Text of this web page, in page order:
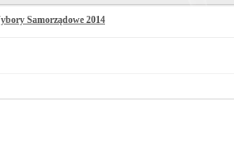
Samorządowe 2014